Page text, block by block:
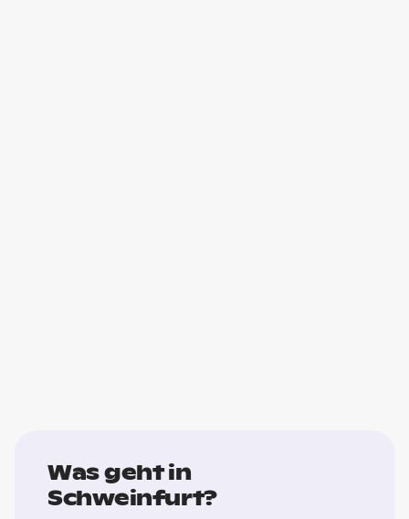
Was geht in
Schweinfurt?